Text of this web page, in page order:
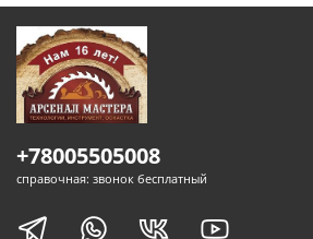
+78005505008
справочная: звонок бесплатный